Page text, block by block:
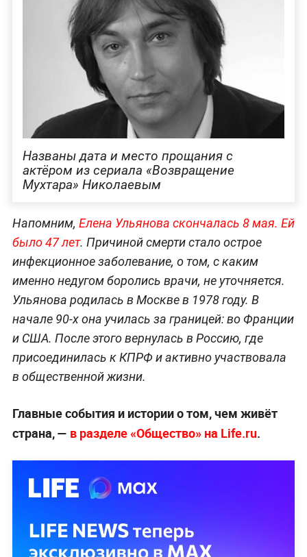
Названы дата и место прощания с
актёром из сериала «Возвращение
Мухтара» Николаевым
Напомним, Елена Ульянова скончалась 8 мая. Ей
было 47 лет. Причиной смерти стало острое
инфекционное заболевание, о том, с каким
именно недугом боролись врачи, не уточняется.
Ульянова родилась в Москве в 1978 году. В
начале 90-х она училась за границей: во Франции
и США. После этого вернулась в Россию, где
присоединилась к КПРФ и активно участвовала
в общественной жизни.
Главные события и истории о том, чем живёт
страна, — в разделе «Общество» на Life.ru.